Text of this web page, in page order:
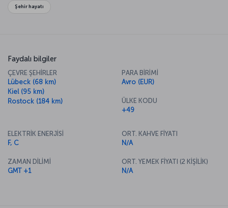
Şehir hayatı
Faydalı bilgiler
ÇEVRE ŞEHİRLER
Lübeck (68 km)
Kiel (95 km)
Rostock (184 km)
PARA BİRİMİ
Avro (EUR)
ÜLKE KODU
+49
ELEKTRİK ENERJİSİ
F, C
ZAMAN DİLİMİ
GMT +1
ORT. KAHVE FİYATI
N/A
ORT. YEMEK FİYATI (2 KİŞİLİK)
N/A